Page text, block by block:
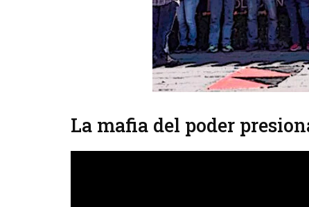
La mafia del poder